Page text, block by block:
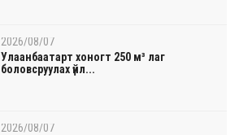
2026/08/07
Улаанбаатарт хоногт 250 м³ лаг
боловсруулах үйл...
2026/08/07